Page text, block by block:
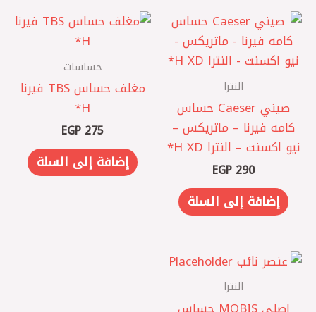
النترا
صيني Caeser حساس
كامه فيرنا – ماتريكس –
نيو اكسنت – النترا XD ‏H*
EGP 290
إضافة إلى السلة
حساسات
مغلف حساس TBS فيرنا
EGP 275
إضافة إلى السلة
النترا